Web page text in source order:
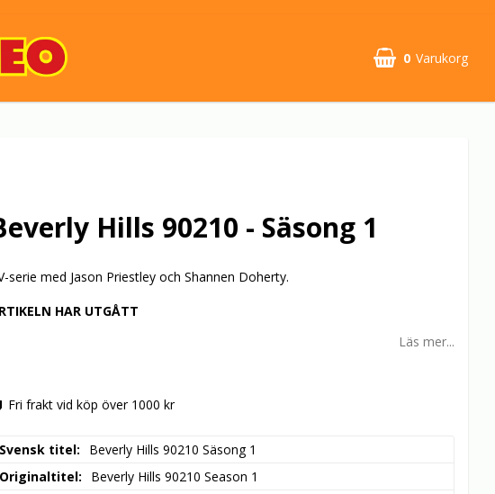
0 Varukorg
Hills 90210 - Säsong 1
serie med Jason Priestley och Shannen Doherty.
HAR UTGÅTT
Läs mer...
Fri frakt vid köp över 1000 kr
Svensk titel
Beverly Hills 90210 Säsong 1
Originaltitel
Beverly Hills 90210 Season 1